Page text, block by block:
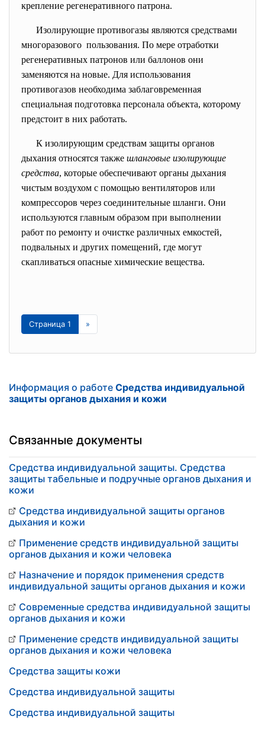
крепление регенеративного патрона.
Изолирующие противогазы являются средствами
многоразового пользования. По мере отработки
регенеративных патронов или баллонов они
заменяются на новые. Для использования
противогазов необходима заблаговременная
специальная подготовка персонала объекта, которому
предстоит в них работать.
К изолирующим средствам защиты органов
дыхания относятся также шланговые изолирующие
средства, которые обеспечивают органы дыхания
чистым воздухом с помощью вентиляторов или
компрессоров через соединительные шланги. Они
используются главным образом при выполнении
работ по ремонту и очистке различных емкостей,
подвальных и других помещений, где могут
скапливаться опасные химические вещества.
Страница 1 »
Информация о работе Средства индивидуальной
защиты органов дыхания и кожи
Связанные документы
Средства индивидуальной защиты. Средства
защиты табельные и подручные органов дыхания и
кожи
Средства индивидуальной защиты органов
дыхания и кожи
Применение средств индивидуальной защиты
органов дыхания и кожи человека
Назначение и порядок применения средств
индивидуальной защиты органов дыхания и кожи
Современные средства индивидуальной защиты
органов дыхания и кожи
Применение средств индивидуальной защиты
органов дыхания и кожи человека
Средства защиты кожи
Средства индивидуальной защиты
Средства индивидуальной защиты